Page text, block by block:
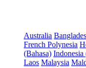
Australia
French Polynesia
(Bahasa)
Laos Malaysia